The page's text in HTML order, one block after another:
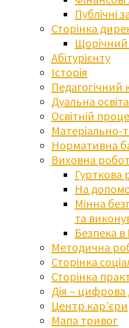
Публічні
Сторінка
Щорічний
Абітурієнту
Історія
Педагогічний
Дуальна освіта
Освітній
Матеріально-
Нормативна
Виховна
Гурткова
На
Мінна
та
Безпека в
Методична
Сторінка
Сторінка
Дія –
Центр кар’єри
Мапа тривог